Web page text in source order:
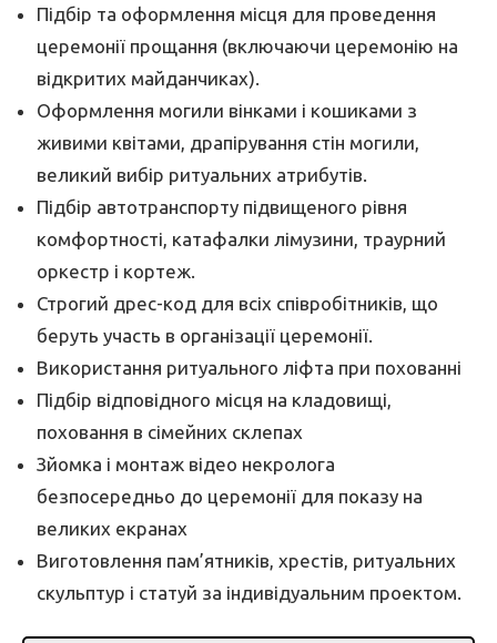
Підбір та оформлення місця для проведення
церемонії прощання (включаючи церемонію на
відкритих майданчиках).
Оформлення могили вінками і кошиками з
живими квітами, драпірування стін могили,
великий вибір ритуальних атрибутів.
Підбір автотранспорту підвищеного рівня
комфортності, катафалки лімузини, траурний
оркестр і кортеж.
Строгий дрес-код для всіх співробітників, що
беруть участь в організації церемонії.
Використання ритуального ліфта при похованні
Підбір відповідного місця на кладовищі,
поховання в сімейних склепах
Зйомка і монтаж відео некролога
безпосередньо до церемонії для показу на
великих екранах
Виготовлення пам’ятників, хрестів, ритуальних
скульптур і статуй за індивідуальним проектом.